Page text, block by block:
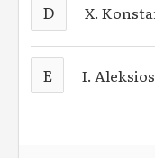
D X.
E I. Aleksios